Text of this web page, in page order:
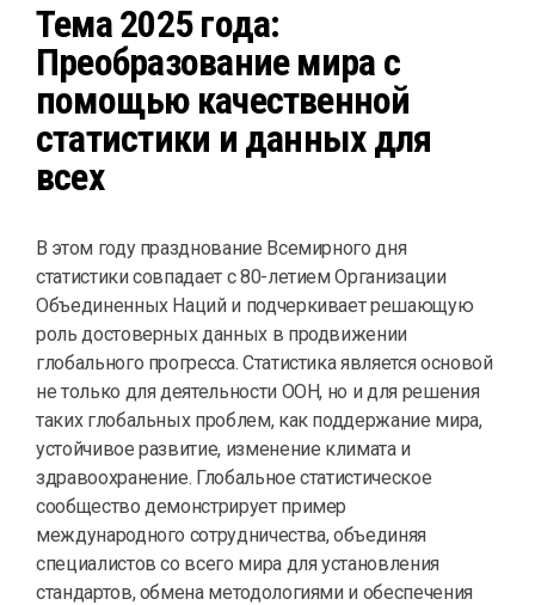
Тема 2025 года:
Преобразование мира с
помощью качественной
статистики и данныx для
всех
В этом году празднование Всемирного дня
статистики совпадает с 80-летием Организации
Объединенных Наций и подчеркивает решающую
роль достоверных данных в продвижении
глобального прогресса. Статистика является основой
не только для деятельности ООН, но и для решения
таких глобальных проблем, как поддержание мира,
устойчивое развитие, изменение климата и
здравоохранение. Глобальное статистическое
сообщество демонстрирует пример
международного сотрудничества, объединяя
специалистов со всего мира для установления
стандартов, обмена методологиями и обеспечения